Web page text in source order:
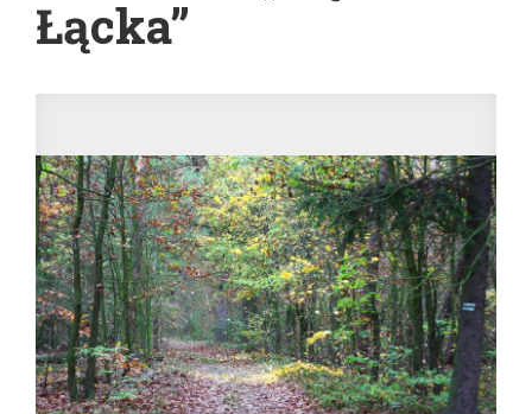
Łącka”